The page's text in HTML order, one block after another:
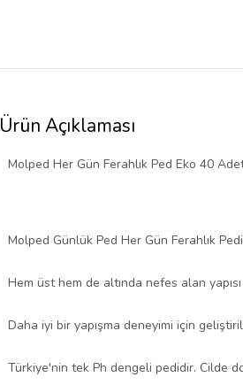
Ürün Açıklaması
Molped Her Gün Ferahlık Ped Eko 40
Molped Günlük Ped Her Gün Ferahlık
Hem üst hem de altında nefes alan
Daha iyi bir yapışma deneyimi için
Türkiye'nin tek Ph dengeli pedidir. Cilde